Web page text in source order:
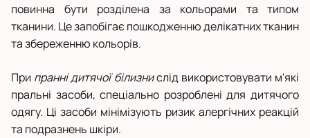
повинна бути розділена за кольорами та типом
тканини. Це запобігає пошкодженню делікатних тканин
та збереженню кольорів.
При пранні дитячої білизнислід використовувати м'які
пральні засоби, спеціально розроблені для дитячого
одягу. Ці засоби мінімізують ризик алергічних реакцій
та подразнень шкіри.